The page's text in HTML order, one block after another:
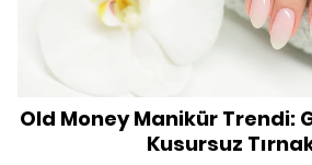
Old Money Manikür Trendi:
Kusursuz